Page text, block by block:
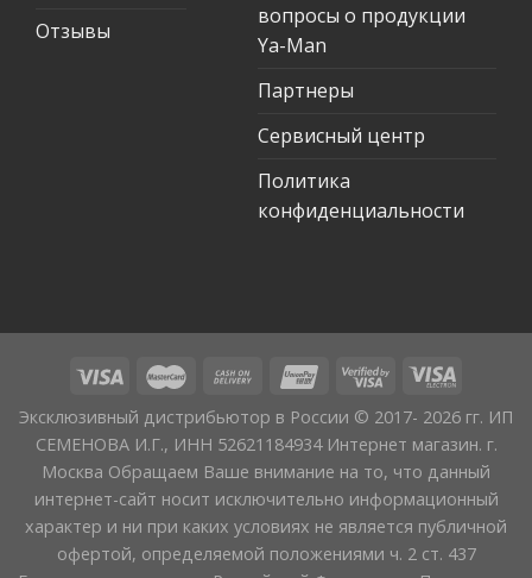
Отзывы
вопросы о продукции
Ya-Man
Партнеры
Сервисный центр
Политика
конфиденциальности
Эксклюзивный дистрибьютор в России © 2017- 2026 гг. ИП
СЕМЕНОВА И.Г., ИНН 52621184934 Интернет магазин. г.
Москва Обращаем Ваше внимание на то, что данный
интернет-сайт носит исключительно информационный
характер и ни при каких условиях не является публичной
офертой, определяемой положениями ч. 2 ст. 437